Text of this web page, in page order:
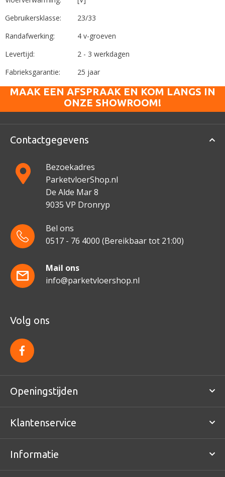
Gebruikersklasse:
23/33
Randafwerking:
4 v-groeven
Levertijd:
2 - 3 werkdagen
Fabrieksgarantie:
25 jaar
MAAK EEN AFSPRAAK EN KOM LANGS IN
ONZE SHOWROOM!
Contactgegevens
Bezoekadres
ParketvloerShop.nl
De Alde Mar 8
9035 VP Dronryp
Bel ons
0517 - 76 4000 (Bereikbaar tot 21:00)
Mail ons
info@parketvloershop.nl
Volg ons
f
a
c
e
o
o
Openingstijden
Klantenservice
Informatie